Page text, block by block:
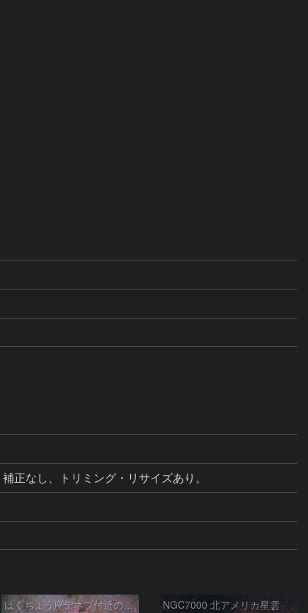
正なし、トリミング・リサイズあり。
はくちょう座デネブ付近の空域 260720 NGC7000 北アメリカ星雲